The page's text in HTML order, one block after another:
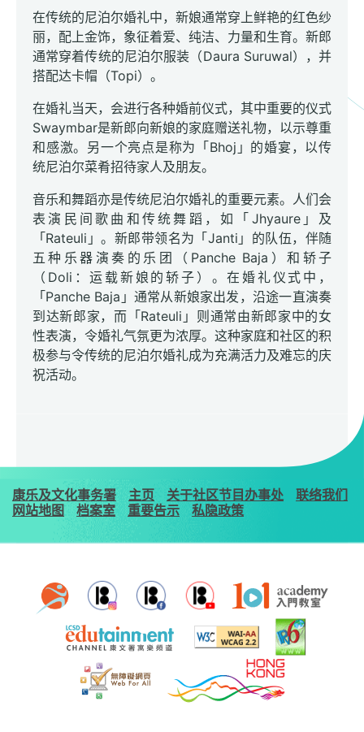
在传统的尼泊尔婚礼中，新娘通常穿上鲜艳的红色纱
丽，配上金饰，象征着爱、纯洁、力量和生育。新郎
通常穿着传统的尼泊尔服装（Daura Suruwal），并
搭配达卡帽（Topi）。
在婚礼当天，会进行各种婚前仪式，其中重要的仪式
Swaymbar是新郎向新娘的家庭赠送礼物，以示尊重
和感激。另一个亮点是称为「Bhoj」的婚宴，以传
统尼泊尔菜肴招待家人及朋友。
音乐和舞蹈亦是传统尼泊尔婚礼的重要元素。人们会
表演民间歌曲和传统舞蹈，如「Jhyaure」及
「Rateuli」。新郎带领名为「Janti」的队伍，伴随
五种乐器演奏的乐团（Panche Baja）和轿子
（Doli：运载新娘的轿子）。在婚礼仪式中，
「Panche Baja」通常从新娘家出发，沿途一直演奏
到达新郎家，而「Rateuli」则通常由新郎家中的女
性表演，令婚礼气氛更为浓厚。这种家庭和社区的积
极参与令传统的尼泊尔婚礼成为充满活力及难忘的庆
祝活动。
康乐及文化事务署 主页 关于社区节目办事处
联络我们
网站地图
档案室 重要告示 私隐政策